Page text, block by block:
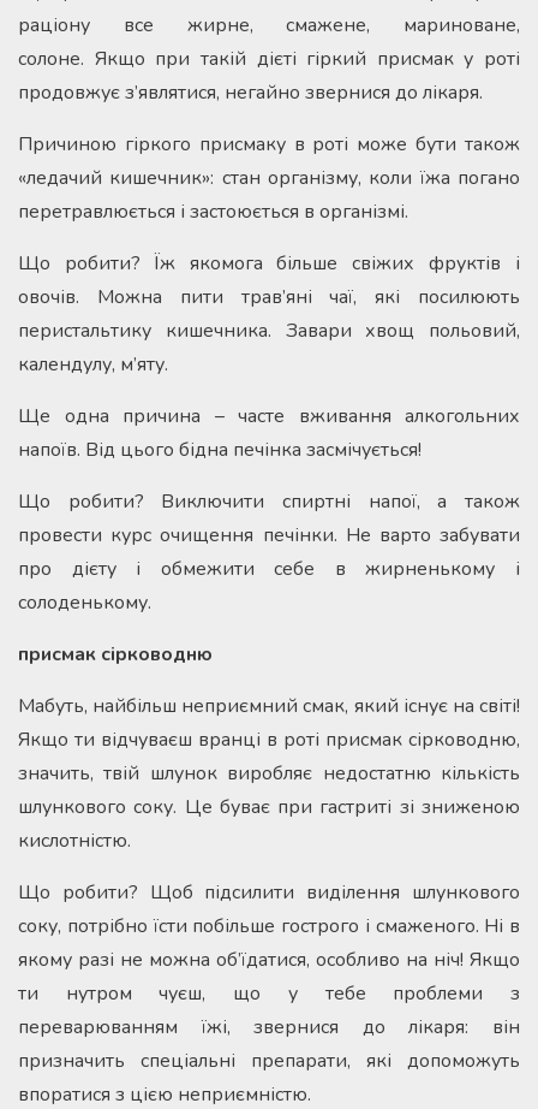
раціону все жирне, смажене, мариноване,
солоне. Якщо при такій дієті гіркий присмак у роті
продовжує з’являтися, негайно звернися до лікаря.
Причиною гіркого присмаку в роті може бути також
«ледачий кишечник»: стан організму, коли їжа погано
перетравлюється і застоюється в організмі.
Що робити? Їж якомога більше свіжих фруктів і
овочів. Можна пити трав’яні чаї, які посилюють
перистальтику кишечника. Завари хвощ польовий,
календулу, м’яту.
Ще одна причина – часте вживання алкогольних
напоїв. Від цього бідна печінка засмічується!
Що робити? Виключити спиртні напої, а також
провести курс очищення печінки. Не варто забувати
про дієту і обмежити себе в жирненькому і
солоденькому.
присмак сірководню
Мабуть, найбільш неприємний смак, який існує на світі!
Якщо ти відчуваєш вранці в роті присмак сірководню,
значить, твій шлунок виробляє недостатню кількість
шлункового соку. Це буває при гастриті зі зниженою
кислотністю.
Що робити? Щоб підсилити виділення шлункового
соку, потрібно їсти побільше гострого і смаженого. Ні в
якому разі не можна об’їдатися, особливо на ніч! Якщо
ти нутром чуєш, що у тебе проблеми з
переварюванням їжі, звернися до лікаря: він
призначить спеціальні препарати, які допоможуть
впоратися з цією неприємністю.